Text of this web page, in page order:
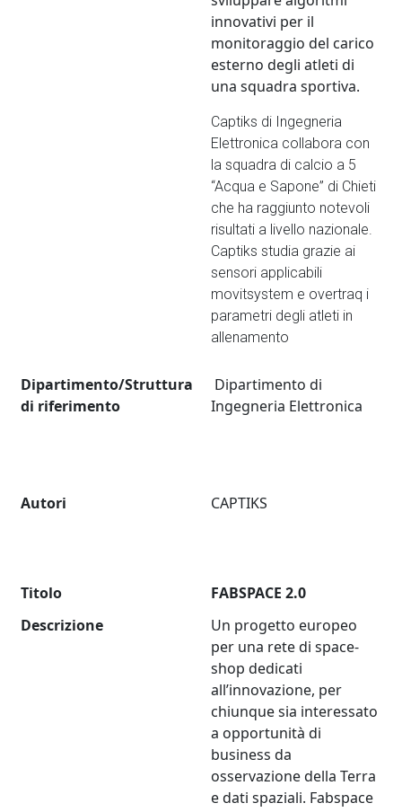
innovativi per il
monitoraggio del carico
esterno degli atleti di
una squadra sportiva.
Captiks di Ingegneria
Elettronica collabora con
la squadra di calcio a 5
“Acqua e Sapone” di Chieti
che ha raggiunto notevoli
risultati a livello nazionale.
Captiks studia grazie ai
sensori applicabili
movitsystem e overtraq i
parametri degli atleti in
allenamento
Dipartimento/Struttura
di riferimento
Dipartimento di
Ingegneria Elettronica
Autori CAPTIKS
Titolo
FABSPACE 2.0
Descrizione
Un progetto europeo
per una rete di space-
shop dedicati
all’innovazione, per
chiunque sia interessato
a opportunità di
business da
osservazione della Terra
e dati spaziali. Fabspace